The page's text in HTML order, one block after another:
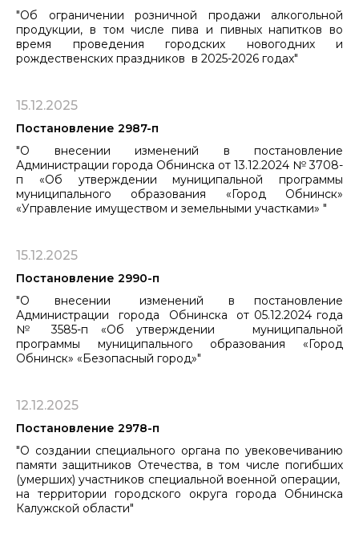
"Об ограничении розничной продажи алкогольной
продукции, в том числе пива и пивных напитков во
время проведения городских новогодних и
рождественских праздников в 2025-2026 годах"
15.12.2025
Постановление 2987-п
"О внесении изменений в постановление
Администрации города Обнинска от 13.12.2024 № 3708-
п «Об утверждении муниципальной программы
муниципального образования «Город Обнинск»
«Управление имуществом ​​​​​​​и земельными участками» "
15.12.2025
Постановление 2990-п
"О внесении изменений в постановление
Администрации города Обнинска от 05.12.2024 года
№ 3585-п «Об утверждении муниципальной
программы муниципального образования «Город
Обнинск» «Безопасный город»"
12.12.2025
Постановление 2978-п
"О создании специального органа по увековечиванию
памяти защитников Отечества, в том числе погибших
(умерших) участников специальной военной операции, ​​​​​​​
на территории городского округа города Обнинска
Калужской области"